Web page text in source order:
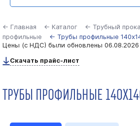
← Главная ← Каталог ← Трубный
профильные
← Трубы профильные
Цены (с НДС) были обновлены 06.08.2026
Скачать прайс-лист
ТРУБЫ ПРОФИЛЬНЫЕ